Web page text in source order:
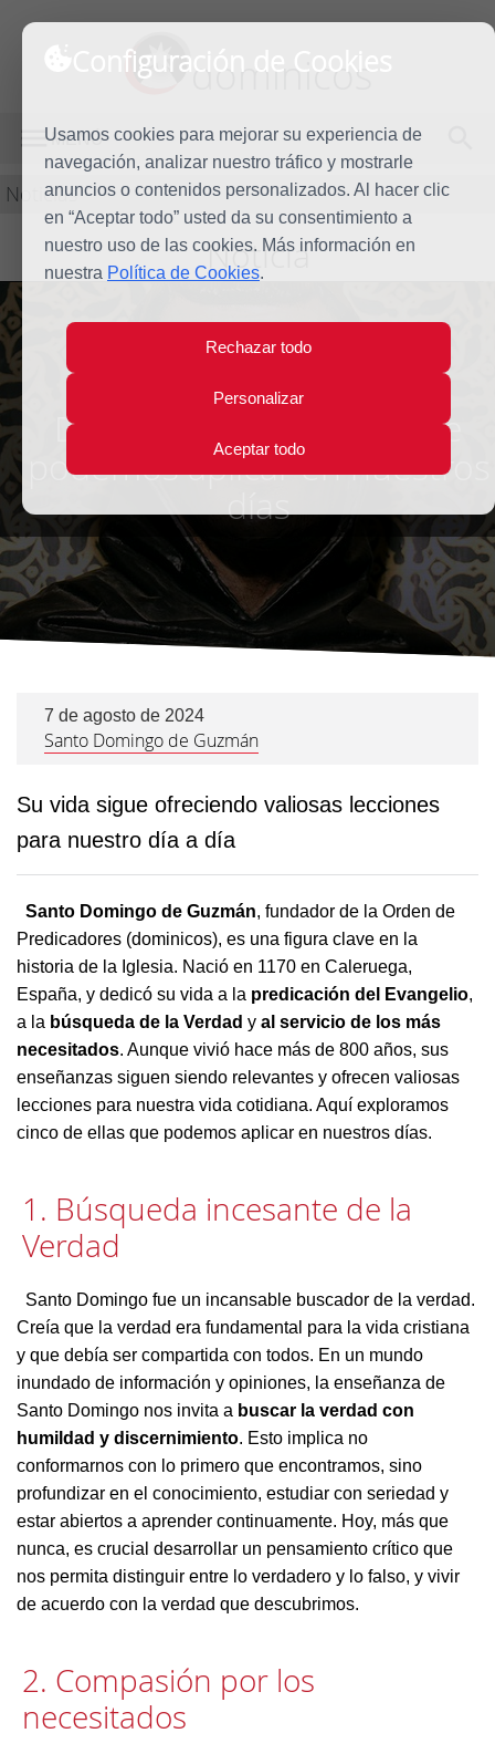
Configuración de Cookies
Usamos cookies para mejorar su experiencia de
navegación, analizar nuestro tráfico y mostrarle
anuncios o contenidos personalizados. Al hacer clic
en “Aceptar todo” usted da su consentimiento a
nuestro uso de las cookies. Más información en
nuestra Política de Cookies.
Rechazar todo
Personalizar
Aceptar todo
dominicos
MENÚ
Noticias
Noticia
5 enseñanzas de Santo
Domingo de Guzmán que
podemos aplicar en nuestros
días
7 de agosto de 2024
Santo Domingo de Guzmán
Su vida sigue ofreciendo valiosas lecciones
para nuestro día a día
Santo Domingo de Guzmán, fundador de la Orden de
Predicadores (dominicos), es una figura clave en la
historia de la Iglesia. Nació en 1170 en Caleruega,
España, y dedicó su vida a la predicación del Evangelio,
a la búsqueda de la Verdad y al servicio de los más
necesitados. Aunque vivió hace más de 800 años, sus
enseñanzas siguen siendo relevantes y ofrecen valiosas
lecciones para nuestra vida cotidiana. Aquí exploramos
cinco de ellas que podemos aplicar en nuestros días.
1. Búsqueda incesante de la
Verdad
Santo Domingo fue un incansable buscador de la verdad.
Creía que la verdad era fundamental para la vida cristiana
y que debía ser compartida con todos. En un mundo
inundado de información y opiniones, la enseñanza de
Santo Domingo nos invita a buscar la verdad con
humildad y discernimiento. Esto implica no
conformarnos con lo primero que encontramos, sino
profundizar en el conocimiento, estudiar con seriedad y
estar abiertos a aprender continuamente. Hoy, más que
nunca, es crucial desarrollar un pensamiento crítico que
nos permita distinguir entre lo verdadero y lo falso, y vivir
de acuerdo con la verdad que descubrimos.
2. Compasión por los
necesitados